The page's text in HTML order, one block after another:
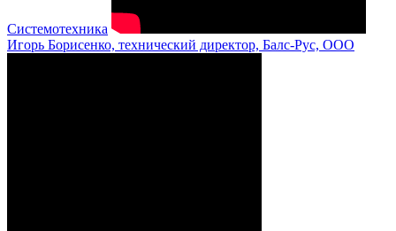
Системотехника
Игорь Борисенко, технический директор, Балс-Рус, ООО